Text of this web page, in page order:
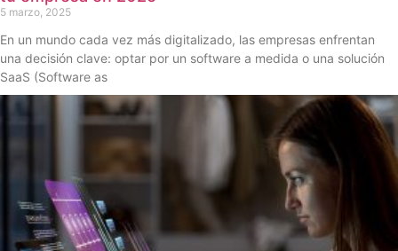
5 marzo, 2025
En un mundo cada vez más digitalizado, las empresas enfrentan
una decisión clave: optar por un software a medida o una solución
SaaS (Software as